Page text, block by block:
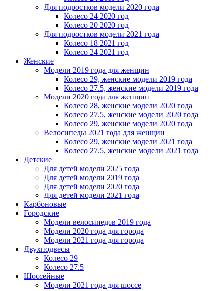
Для подростков модели 2020 года
Колесо 24 2020 год
Колесо 20 2020 год
Для подростков модели 2021 года
Колесо 18 2021 год
Колесо 24 2021 год
Женскиe
Модели 2019 года для женщин
Колесо 29, женские модели 2019 года
Колесо 27.5, женские модели 2019 года
Модели 2020 года для женщин
Колесо 28, женские модели 2020 года
Колесо 27.5, женские модели 2020 года
Колесо 29, женские модели 2020 года
Велосипеды 2021 года для женщин
Колесо 29, женские модели 2021 года
Колесо 27.5, женские модели 2021 года
Детские
Для детей модели 2025 года
Для детей модели 2019 года
Для детей модели 2020 года
Для детей модели 2021 года
Карбоновые
Городские
Модели велосипедов 2019 года
Модели 2020 года для города
Модели 2021 года для города
Двухподвесы
Колесо 29
Колесо 27.5
Шоссейные
Модели 2021 года для шоссе